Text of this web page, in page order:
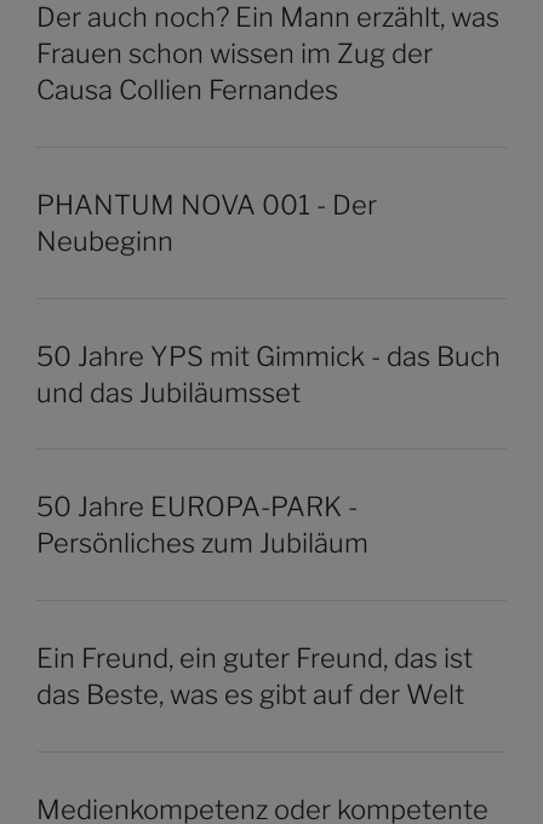
Der auch noch? Ein Mann erzählt, was
Frauen schon wissen im Zug der
Causa Collien Fernandes
PHANTUM NOVA 001 - Der
Neubeginn
50 Jahre YPS mit Gimmick - das Buch
und das Jubiläumsset
50 Jahre EUROPA-PARK -
Persönliches zum Jubiläum
Ein Freund, ein guter Freund, das ist
das Beste, was es gibt auf der Welt
Medienkompetenz oder kompetente